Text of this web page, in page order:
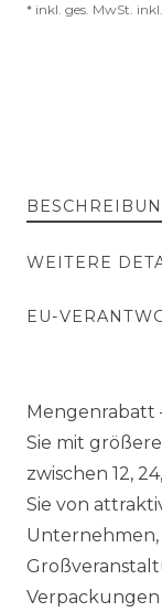
* inkl. ges. MwSt. inkl.
WEITERE
EU-
Mengenrabatt
Sie mit
zwischen 12,
Sie von